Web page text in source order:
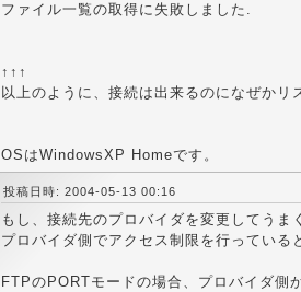
ファイル一覧の取得に失敗しました.
↑↑↑
以上のように、接続は出来るのになぜかリ
OSはWindowsXP Homeです。
投稿日時: 2004-05-13 00:16
もし、接続先のプロバイダを変更してうま
プロバイダ側でアクセス制限を行っている
FTPのPORTモードの場合、プロバイダ側